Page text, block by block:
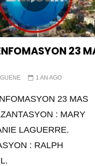
23
1 AN AGO
23 MAS
: MARY
LAGUERRE.
: RALPH